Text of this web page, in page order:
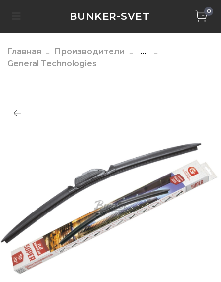
BUNKER-SVET 0
Главная Производители
...
General Technologies